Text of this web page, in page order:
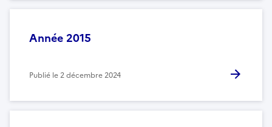
Année 2015
Publié le2 décembre 2024